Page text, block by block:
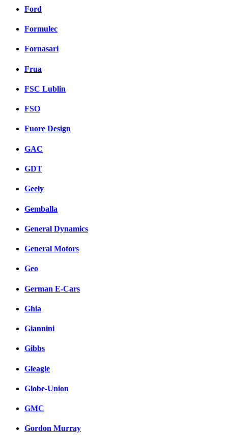
Ford
Formulec
Fornasari
Frua
FSC Lublin
FSO
Fuore Design
GAC
GDT
Geely
Gemballa
General Dynamics
General Motors
Geo
German E-Cars
Ghia
Giannini
Gibbs
Gleagle
Globe-Union
GMC
Gordon Murray